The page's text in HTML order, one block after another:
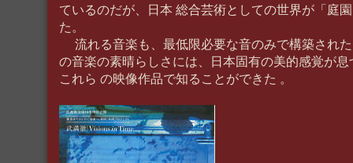
ているのだが、日本 総合芸術としての世界が「庭
た。
流れる音楽も、最低限必要な音のみで構築され
の音楽の素晴らしさには、日本固有の美的感覚が
これら の映像作品で知ることができた 。